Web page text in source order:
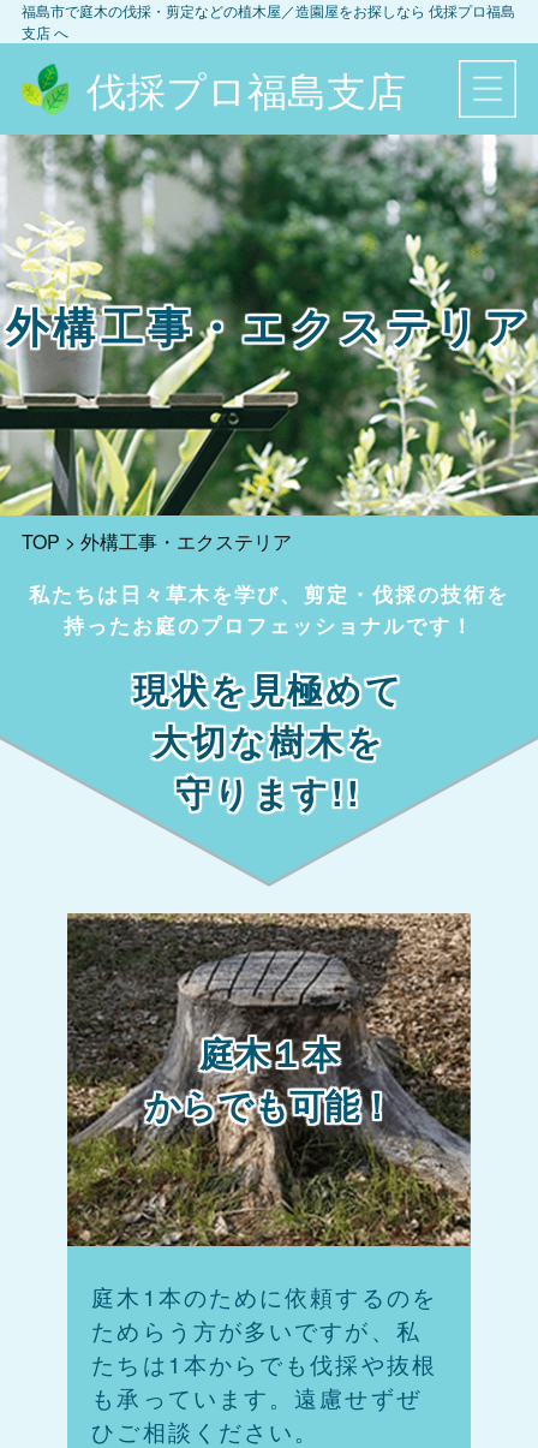
福島市で庭木の伐採・剪定などの植木屋／造園屋をお探しなら 伐採プロ福島
支店へ
伐採プロ福島支店
外構工事・エクステリア
TOP > 外構工事・エクステリア
私たちは日々草木を学び、剪定・伐採の技術を
持ったお庭のプロフェッショナルです！
現状を見極めて
大切な樹木を
守ります!!
庭木１本
からでも可能！
庭木1本のために依頼するのを
ためらう方が多いですが、私
たちは1本からでも伐採や抜根
も承っています。遠慮せずぜ
ひご相談ください。